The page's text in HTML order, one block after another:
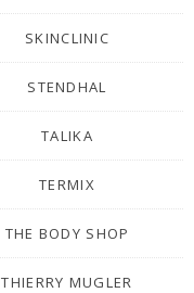
SKINCLINIC
STENDHAL
TALIKA
TERMIX
THE BODY SHOP
THIERRY MUGLER